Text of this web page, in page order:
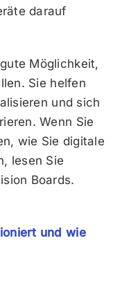
darauf
Möglichkeit,
Sie helfen
und sich
Wenn Sie
wie Sie digitale
lesen Sie
Boards.
und wie